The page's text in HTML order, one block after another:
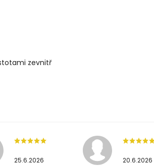
zevnitř
25.6.2026 20.6.2026